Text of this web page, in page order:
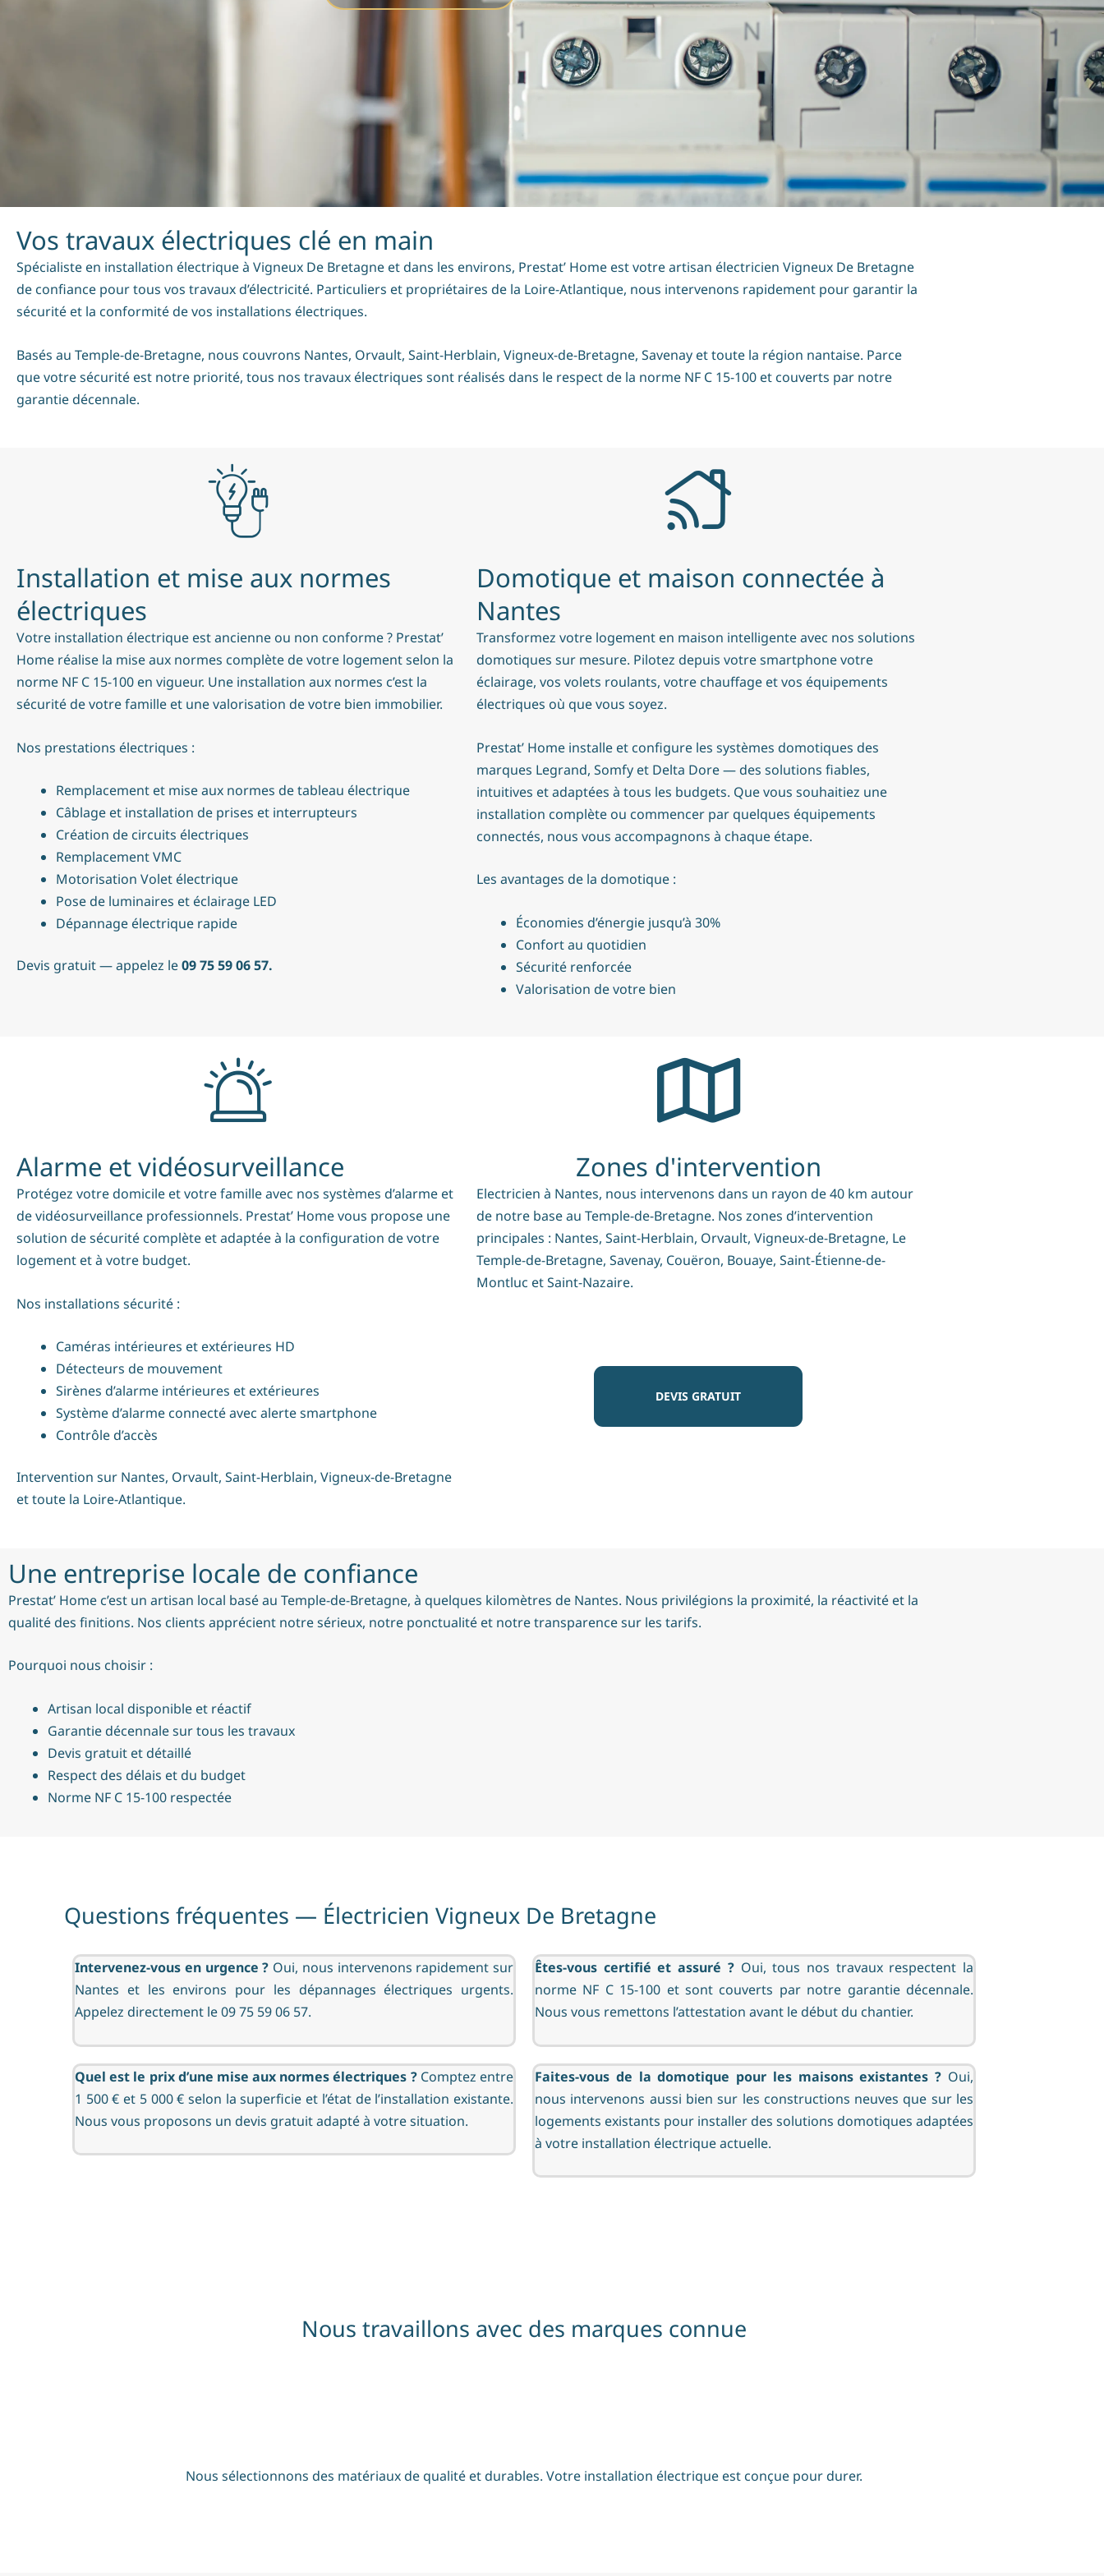
Vos travaux électriques clé en main
Spécialiste en installation électrique à Vigneux De Bretagne et dans les environs, Prestat’ Home est votre artisan électricien Vigneux De Bretagne
de confiance pour tous vos travaux d’électricité. Particuliers et propriétaires de la Loire-Atlantique, nous intervenons rapidement pour garantir la
sécurité et la conformité de vos installations électriques.
Basés au Temple-de-Bretagne, nous couvrons Nantes, Orvault, Saint-Herblain, Vigneux-de-Bretagne, Savenay et toute la région nantaise. Parce
que votre sécurité est notre priorité, tous nos travaux électriques sont réalisés dans le respect de la norme NF C 15-100 et couverts par notre
garantie décennale.
Installation et mise aux normes
électriques
Votre installation électrique est ancienne ou non conforme ? Prestat’
Home réalise la mise aux normes complète de votre logement selon la
norme NF C 15-100 en vigueur. Une installation aux normes c’est la
sécurité de votre famille et une valorisation de votre bien immobilier.
Nos prestations électriques :
Remplacement et mise aux normes de tableau électrique
Câblage et installation de prises et interrupteurs
Création de circuits électriques
Remplacement VMC
Motorisation Volet électrique
Pose de luminaires et éclairage LED
Dépannage électrique rapide
Devis gratuit — appelez le09 75 59 06 57.
Domotique et maison connectée à
Nantes
Transformez votre logement en maison intelligente avec nos solutions
domotiques sur mesure. Pilotez depuis votre smartphone votre
éclairage, vos volets roulants, votre chauffage et vos équipements
électriques où que vous soyez.
Prestat’ Home installe et configure les systèmes domotiques des
marques Legrand, Somfy et Delta Dore — des solutions fiables,
intuitives et adaptées à tous les budgets. Que vous souhaitiez une
installation complète ou commencer par quelques équipements
connectés, nous vous accompagnons à chaque étape.
Les avantages de la domotique :
Économies d’énergie jusqu’à 30%
Confort au quotidien
Sécurité renforcée
Valorisation de votre bien
Alarme et vidéosurveillance
Protégez votre domicile et votre famille avec nos systèmes d’alarme et
de vidéosurveillance professionnels. Prestat’ Home vous propose une
solution de sécurité complète et adaptée à la configuration de votre
logement et à votre budget.
Nos installations sécurité :
Caméras intérieures et extérieures HD
Détecteurs de mouvement
Sirènes d’alarme intérieures et extérieures
Système d’alarme connecté avec alerte smartphone
Contrôle d’accès
Intervention sur Nantes, Orvault, Saint-Herblain, Vigneux-de-Bretagne
et toute la Loire-Atlantique.
Zones d'intervention
Electricien à Nantes, nous intervenons dans un rayon de 40 km autour
de notre base au Temple-de-Bretagne. Nos zones d’intervention
principales : Nantes, Saint-Herblain, Orvault, Vigneux-de-Bretagne, Le
Temple-de-Bretagne, Savenay, Couëron, Bouaye, Saint-Étienne-de-
Montluc et Saint-Nazaire.
DEVIS GRATUIT
Une entreprise locale de confiance
Prestat’ Home c’est un artisan local basé au Temple-de-Bretagne, à quelques kilomètres de Nantes. Nous privilégions la proximité, la réactivité et la
qualité des finitions. Nos clients apprécient notre sérieux, notre ponctualité et notre transparence sur les tarifs.
Pourquoi nous choisir :
Artisan local disponible et réactif
Garantie décennale sur tous les travaux
Devis gratuit et détaillé
Respect des délais et du budget
Norme NF C 15-100 respectée
Questions fréquentes — Électricien Vigneux De Bretagne
Intervenez-vous en urgence ? Oui, nous intervenons rapidement sur
Nantes et les environs pour les dépannages électriques urgents.
Appelez directement le 09 75 59 06 57.
Êtes-vous certifié et assuré ?Oui, tous nos travaux respectent la
norme NF C 15-100 et sont couverts par notre garantie décennale.
Nous vous remettons l’attestation avant le début du chantier.
Quel est le prix d’une mise aux normes électriques ?Comptez entre
1 500 € et 5 000 € selon la superficie et l’état de l’installation existante.
Nous vous proposons un devis gratuit adapté à votre situation.
Faites-vous de la domotique pour les maisons existantes ? Oui,
nous intervenons aussi bien sur les constructions neuves que sur les
logements existants pour installer des solutions domotiques adaptées
à votre installation électrique actuelle.
Nous travaillons avec des marques connue
Nous sélectionnons des matériaux de qualité et durables. Votre installation électrique est conçue pour durer.